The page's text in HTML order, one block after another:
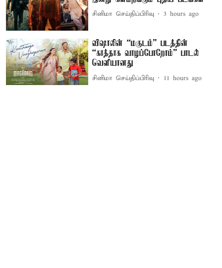
சினிமா செய்திப்பிரிவு 3 hours ago
விஷாலின் “மகுடம்” படத்தின்
“காத்தாக வாழப்போறோம்” பாடல்
வெளியானது
சினிமா செய்திப்பிரிவு 11 hours ago